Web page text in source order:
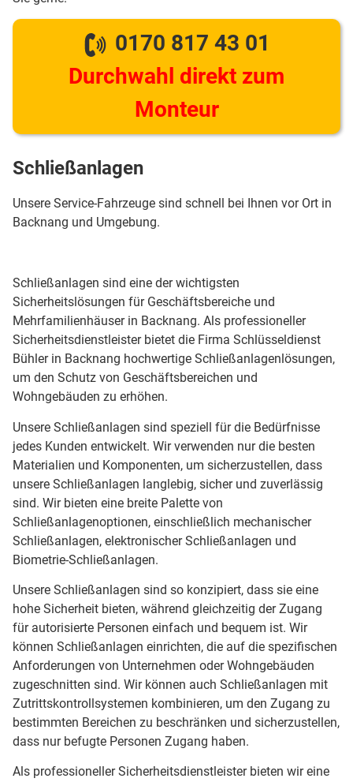
0170 817 43 01
Durchwahl direkt zum
Monteur
Schließanlagen
Unsere Service-Fahrzeuge sind schnell bei Ihnen vor Ort in
Backnang und Umgebung.
Schließanlagen sind eine der wichtigsten
Sicherheitslösungen für Geschäftsbereiche und
Mehrfamilienhäuser in Backnang. Als professioneller
Sicherheitsdienstleister bietet die Firma Schlüsseldienst
Bühler in Backnang hochwertige Schließanlagenlösungen,
um den Schutz von Geschäftsbereichen und
Wohngebäuden zu erhöhen.
Unsere Schließanlagen sind speziell für die Bedürfnisse
jedes Kunden entwickelt. Wir verwenden nur die besten
Materialien und Komponenten, um sicherzustellen, dass
unsere Schließanlagen langlebig, sicher und zuverlässig
sind. Wir bieten eine breite Palette von
Schließanlagenoptionen, einschließlich mechanischer
Schließanlagen, elektronischer Schließanlagen und
Biometrie-Schließanlagen.
Unsere Schließanlagen sind so konzipiert, dass sie eine
hohe Sicherheit bieten, während gleichzeitig der Zugang
für autorisierte Personen einfach und bequem ist. Wir
können Schließanlagen einrichten, die auf die spezifischen
Anforderungen von Unternehmen oder Wohngebäuden
zugeschnitten sind. Wir können auch Schließanlagen mit
Zutrittskontrollsystemen kombinieren, um den Zugang zu
bestimmten Bereichen zu beschränken und sicherzustellen,
dass nur befugte Personen Zugang haben.
Als professioneller Sicherheitsdienstleister bieten wir eine